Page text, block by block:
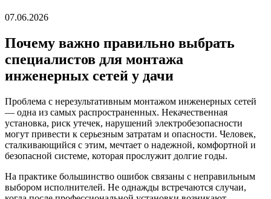
07.06.2026
Почему важно правильно выбрать
специалистов для монтажа
инженерных сетей у дачи
Проблема с нерезультативным монтажом инженерных сетей
— одна из самых распространенных. Некачественная
установка, риск утечек, нарушений электробезопасности
могут привести к серьезным затратам и опасности. Человек,
сталкивающийся с этим, мечтает о надежной, комфортной и
безопасной системе, которая прослужит долгие годы.
На практике большинство ошибок связаны с неправильным
выбором исполнителей. Не однажды встречаются случаи,